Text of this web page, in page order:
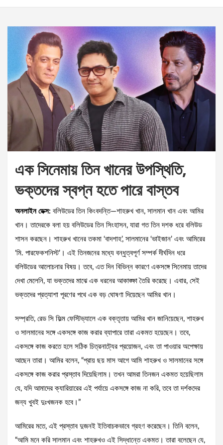
এক সিনেমায় তিন খানের উপস্থিতি,
ভক্তদের স্বপ্ন হতে পারে বাস্তব
অনলাইন ডেক্স: বলিউডের তিন কিংবদন্তি—শাহরুখ খান, সালমান খান এবং আমির
খান। তাদেরকে বলা হয় বলিউডের তিন সিংহাসন, যারা গত তিন দশক ধরে বলিউড
শাসন করছেন। শাহরুখ খানের তকমা ‘বাদশাহ’, সালমানের ‘ভাইজান’ এবং আমিরের
‘মি. পারফেকশনিস্ট’। এই তিনজনের মধ্যে বন্ধুত্বপূর্ণ সম্পর্ক দীর্ঘদিন ধরে
বলিউডের আলোচনার বিষয়। তবে, এত দিন বিভিন্ন কারণে একসঙ্গে সিনেমায় তাদের
দেখা মেলেনি, যা ভক্তদের মাঝে এক ধরনের আকাঙ্ক্ষা তৈরি করেছে। এবার, সেই
ভক্তদের প্রত্যাশা পূরণের পথে এক বড় ঘোষণা দিয়েছেন আমির খান।
সম্প্রতি, রেড সি ফিল্ম ফেস্টিভ্যালে এক বক্তৃতায় আমির খান জানিয়েছেন, শাহরুখ
ও সালমানের সঙ্গে একসঙ্গে কাজ করার ব্যাপারে তারা একমত হয়েছেন। তবে,
একসঙ্গে কাজ করতে হলে সঠিক চিত্রনাট্যের প্রয়োজন, এবং তা পাওয়ার অপেক্ষায়
আছেন তারা। আমির বলেন, “প্রায় ছয় মাস আগে আমি শাহরুখ ও সালমানের সঙ্গে
একসঙ্গে কাজ করার প্রস্তাব দিয়েছিলাম। তখন আমরা তিনজন একমত হয়েছিলাম
যে, যদি আমাদের ক্যারিয়ারের এই পর্যায়ে একসঙ্গে কাজ না করি, তবে তা দর্শকদের
জন্য খুবই দুঃখজনক হবে।”
আমিরের মতে, এই প্রস্তাব দুজনই ইতিবাচকভাবে গ্রহণ করেছেন। তিনি বলেন,
“আমি মনে করি সালমান এবং শাহরুখও এই সিদ্ধান্তে একমত। তারা বলেছেন যে,